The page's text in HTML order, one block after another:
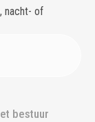
nacht- of
bestuur